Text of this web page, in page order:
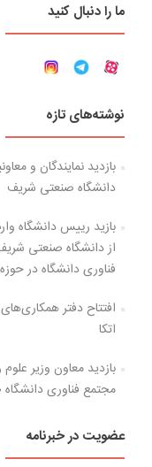
ما را دنبال کنید
نوشته‌های تازه
بازدید نمایندگان و
دانشگاه صنعتی شریف
بازید رییس دانشگاه
از دانشگاه صنعتی
فناوری دانشگاه در
افتتاح دفتر
اتکا
بازدید معاون وزیر
مجتمع فناوری
عضویت در خبرنامه